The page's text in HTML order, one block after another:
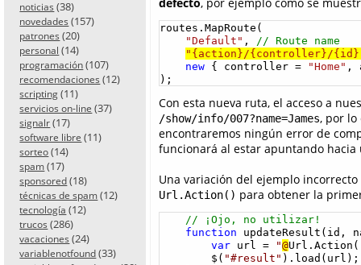
noticias (38)
novedades (157)
patrones (20)
personal (14)
programación (107)
recomendaciones (12)
scripting (11)
servicios on-line (37)
signalr (17)
software libre (11)
sorteo (14)
spam (17)
sponsored (18)
técnicas de spam (12)
tecnología (12)
trucos (286)
vacaciones (24)
variablenotfound (33)
routes.MapRoute(
"Default" ,
// Route name
"{action}/{controller}/
new { controller = "Home" ,
);
Con esta nueva ruta, el acceso a
/show/info/007?name=James, por
encontraremos ningún error de
funcionará al estar apuntando
Una variación del ejemplo
Url.Action() para obtener la
// ¡Ojo, no utilizar!
function updateResult(id,
var url = "@Url.Action(
$( "#result" ).load(url);